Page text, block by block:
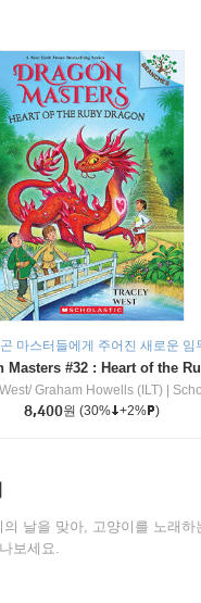
마스터들에게 주어진 새로운 임
Graham Howells (ILT)
8,400원 (30% +2% )
날을 맞아, 고양이를 노래하
보세요.